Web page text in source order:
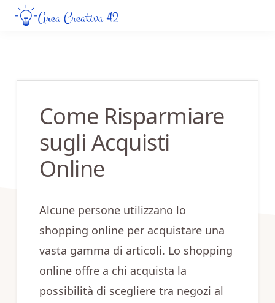
Skip
to
Skip
to
Come Risparmiare
sugli Acquisti
Online
Alcune persone utilizzano lo
shopping online per acquistare una
vasta gamma di articoli. Lo shopping
online offre a chi acquista la
possibilità di scegliere tra negozi al